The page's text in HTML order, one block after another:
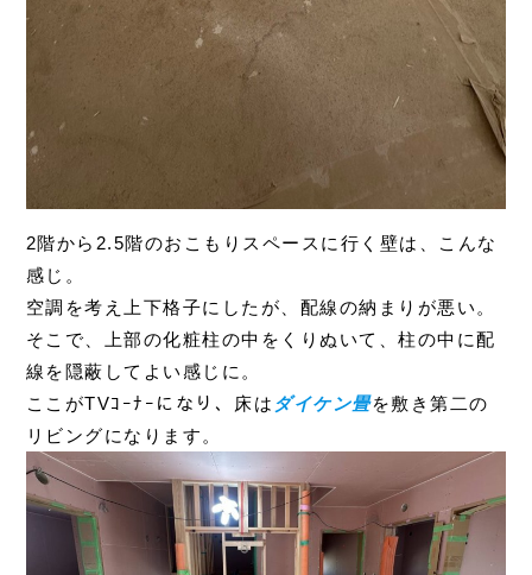
2階から2.5階のおこもりスペースに行く壁は、こんな
感じ。
空調を考え上下格子にしたが、配線の納まりが悪い。
そこで、上部の化粧柱の中をくりぬいて、柱の中に配
線を隠蔽してよい感じに。
ここがTVｺｰﾅｰになり、床は ダイケン畳を敷き第二の
リビングになります。